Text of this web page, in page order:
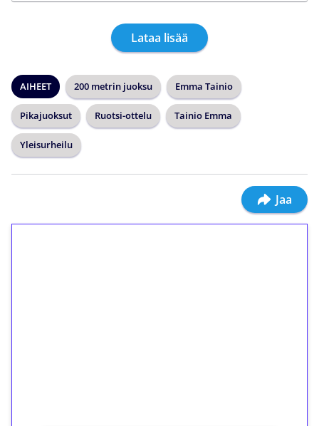
Lataa lisää
AIHEET 200 metrin juoksu Emma Tainio
Pikajuoksut Ruotsi-ottelu Tainio Emma
Yleisurheilu
Jaa